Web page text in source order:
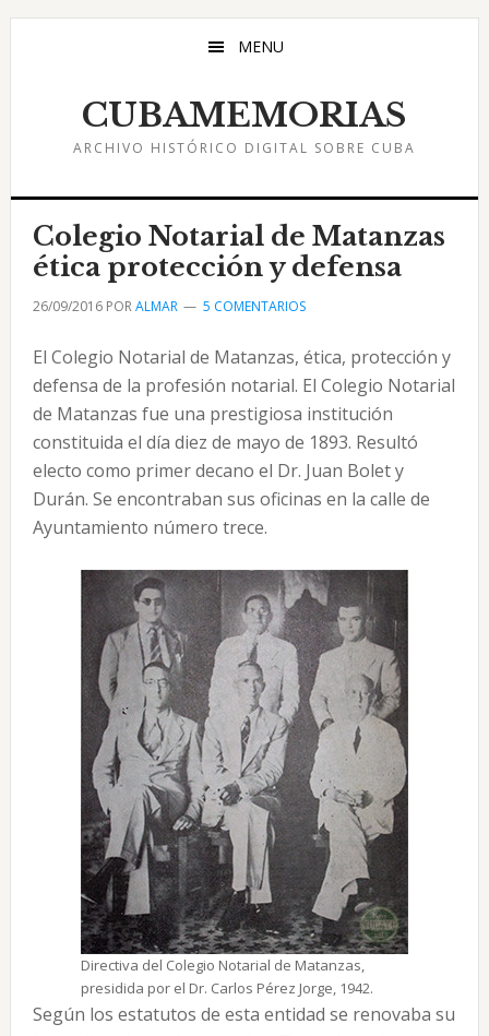
Saltar
Saltar
Saltar
MENU
CUBAMEMORIAS
ARCHIVO HISTÓRICO DIGITAL SOBRE CUBA
Colegio Notarial de Matanzas
ética protección y defensa
26/09/2016PORALMAR 5 COMENTARIOS
El Colegio Notarial de Matanzas, ética, protección y
defensa de la profesión notarial. El Colegio Notarial
de Matanzas fue una prestigiosa institución
constituida el día diez de mayo de 1893. Resultó
electo como primer decano el Dr. Juan Bolet y
Durán. Se encontraban sus oficinas en la calle de
Ayuntamiento número trece.
Directiva del Colegio Notarial de Matanzas,
presidida por el Dr. Carlos Pérez Jorge, 1942.
Según los estatutos de esta entidad se renovaba su